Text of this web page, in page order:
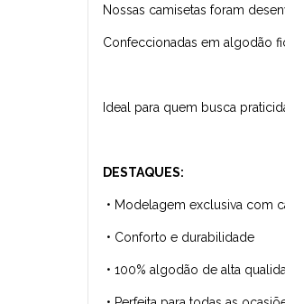
Nossas camisetas foram
Confeccionadas em algodão
Ideal para quem busca
DESTAQUES:
• Modelagem exclusiva com
• Conforto e durabilidade
• 100% algodão de alta